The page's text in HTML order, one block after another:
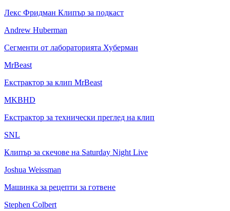
Лекс Фридман Клипър за подкаст
Andrew Huberman
Сегменти от лабораторията Хуберман
MrBeast
Екстрактор за клип MrBeast
MKBHD
Екстрактор за технически преглед на клип
SNL
Клипър за скечове на Saturday Night Live
Joshua Weissman
Машинка за рецепти за готвене
Stephen Colbert